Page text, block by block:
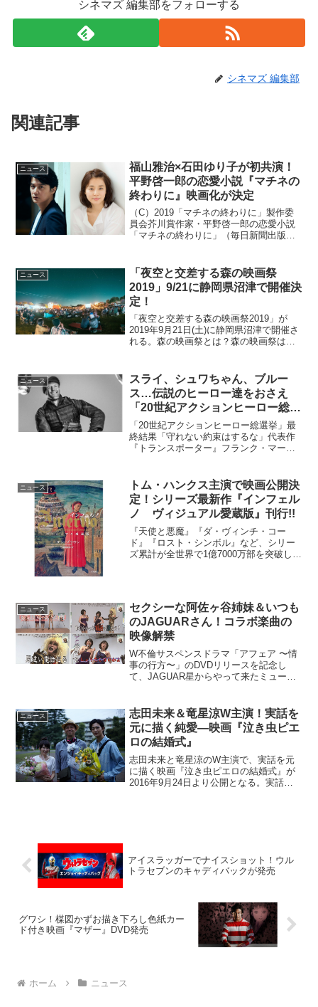
シネマズ 編集部をフォローする
シネマズ 編集部
関連記事
ニュース
福山雅治×石田ゆり子が初共演！
平野啓一郎の恋愛小説『マチネの
終わりに』映画化が決定
（C）2019「マチネの終わりに」製作委
員会芥川賞作家・平野啓一郎の恋愛小説
「マチネの終わりに」（毎日新聞出版）
は、日本・パリ・ニューヨークを舞台
に、クラシック・ギタリ...
ニュース
「夜空と交差する森の映画祭
2019」9/21に静岡県沼津で開催決
定！
「夜空と交差する森の映画祭2019」が
2019年9月21日(土)に静岡県沼津で開催さ
れる。森の映画祭とは？森の映画祭は、
なかオールナイトで上映するイベント。
過去には離...
ニュース
スライ、シュワちゃん、ブルー
ス…伝説のヒーロー達をおさえ
「20世紀アクションヒーロー総選
挙」を制したのは…?!
「20世紀アクションヒーロー総選挙」最
終結果「守れない約束はするな」代表作
『トランスポーター』フランク・マーテ
リッシュ過ぎて鼻血出た！！」「無駄の
ない動きとその動きを可能...
ニュース
トム・ハンクス主演で映画公開決
定！シリーズ最新作『インフェル
ノ ヴィジュアル愛蔵版』刊行!!
『天使と悪魔』『ダ・ヴィンチ・コー
ド』『ロスト・シンボル』など、シリー
ズ累計が全世界で1億7000万部を突破した
ニュース
セクシーな阿佐ヶ谷姉妹＆いつも
のJAGUARさん！コラボ楽曲の
映像解禁
W不倫サスペンスドラマ「アフェア 〜情
事の行方〜」のDVDリリースを記念し
て、JAGUAR星からやって来たミュージ
となった。阿佐ヶ谷姉妹とJAGUARによ
るコラボ楽...
ニュース
志田未来＆竜星涼W主演！実話を
元に描く純愛―映画『泣き虫ピエ
ロの結婚式』
志田未来と竜星涼のW主演で、実話を元
に描く映画『泣き虫ピエロの結婚式』が
2016年9月24日より公開となる。実話を
アイスラッガーでナイスショット！ウル
トラセブンのキャディバックが発売
グワシ！楳図かずお描き下ろし色紙カー
ド付き映画『マザー』DVD発売
ホーム ニュース